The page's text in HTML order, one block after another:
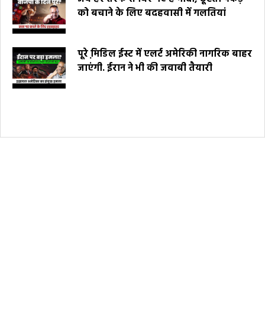
को बचाने के लिए बदहवासी में गलतियां
पूरे मि़डिल ईस्ट में एलर्ट अमेरिकी नागरिक बाहर
जाएंगी. ईरान ने भी की जवाबी तैयारी